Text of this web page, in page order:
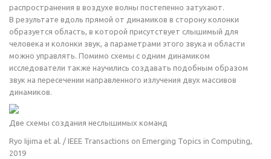
распространения в воздухе волны постепенно затухают.
В результате вдоль прямой от динамиков в сторону колонки
образуется область, в которой присутствует слышимый для
человека и колонки звук, а параметрами этого звука и области
можно управлять. Помимо схемы с одним динамиком
исследователи также научились создавать подобным образом
звук на пересечении направленного излучения двух массивов
динамиков.
Две схемы создания неслышимых команд
Ryo Iijima et al. / IEEE Transactions on Emerging Topics in Computing,
2019